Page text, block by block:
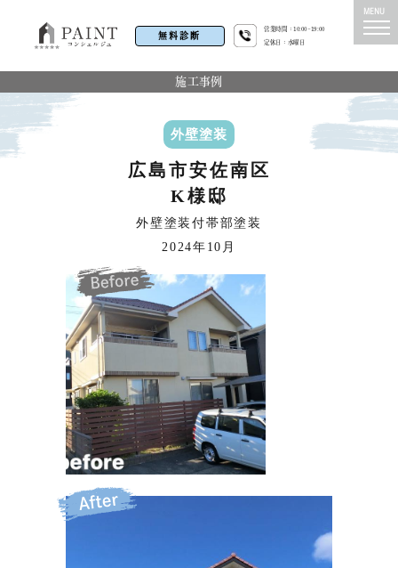
無料診断
営業時間：10:00~19:00
定休日：水曜日
施工事例
外壁塗装
広島市安佐南区
K様邸
外壁塗装付帯部塗装
2024年10月